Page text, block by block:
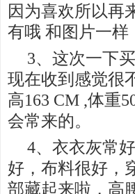
因为喜欢所以再
有哦 和图片一样
3、这次一下
现在收到感觉很
高163 CM ,体重
会常来的。
4、衣衣灰常
好，布料很好，
部藏起来啦，高